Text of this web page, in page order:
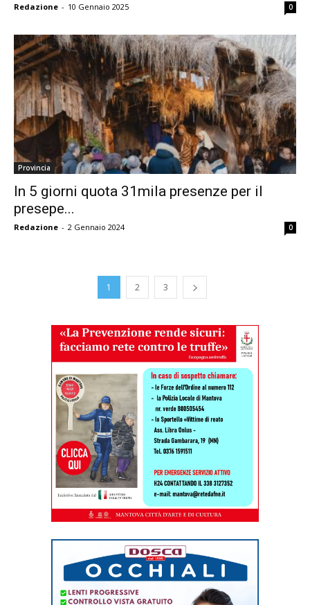
Redazione - 10 Gennaio 2025 0
Provincia
In 5 giorni quota 31mila presenze per il
presepe...
Redazione - 2 Gennaio 2024 0
1 2 3